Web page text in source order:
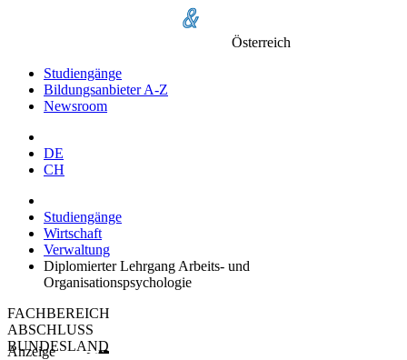
Österreich
Studiengänge
Bildungsanbieter A-Z
Newsroom
DE
CH
Studiengänge
Wirtschaft
Verwaltung
Diplomierter Lehrgang Arbeits- und
Organisationspsychologie
FACHBEREICH
ABSCHLUSS
BUNDESLAND
Anzeige